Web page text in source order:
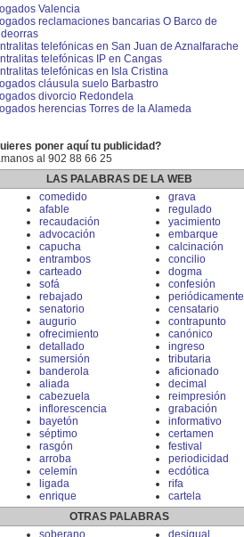
Valencia
reclamaciones bancarias O Barco de
telefónicas en San Juan de Aznalfarache
telefónicas IP en Cangas
telefónicas en Isla Cristina
cláusula suelo Barbastro
divorcio Redondela
herencias Torres de la Alameda
poner aquí tu publicidad?
al 902 88 66 25
LAS PALABRAS DE LA WEB
comedido
afable
recaudación
advocación
capucha
entrambos
carteado
sofá
rebajado
senatorio
augurio
ofrecimiento
detallado
sumersión
banderola
aliada
cabezuela
inflorescencia
bayetón
séptimo
rasgón
arroba
celemín
ligada
enrique
grava
regulado
yacimiento
embarque
calcinación
concilio
dogma
confesión
periódicamente
censatario
contrapunto
canónico
ingreso
tributaria
aficionado
decimal
reimpresión
grabación
informativo
certamen
festival
periodicidad
ecdótica
rifa
cartela
OTRAS PALABRAS
soberano
desigual